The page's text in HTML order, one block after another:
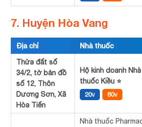
7. Huyện Hòa Vang
Địa chỉ Nhà thuốc
Thửa đất số
34/2, tờ bản đồ
số 12, Thôn
Dương Sơn, Xã
Hòa Tiến
Hộ kinh doanh Nhà
thuốc Kiều ⭐
20v 80v
Nhà thuốc